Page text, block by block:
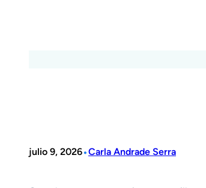
julio 9, 2026•Carla Andrade Serra